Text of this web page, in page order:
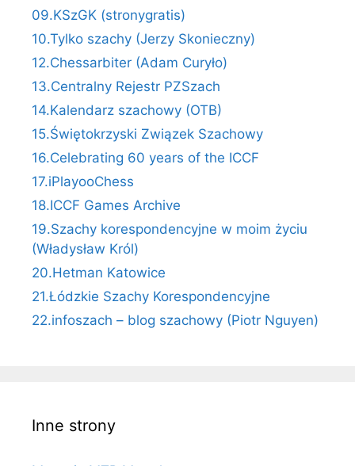
09.KSzGK (stronygratis)
10.Tylko szachy (Jerzy Skonieczny)
12.Chessarbiter (Adam Curyło)
13.Centralny Rejestr PZSzach
14.Kalendarz szachowy (OTB)
15.Świętokrzyski Związek Szachowy
16.Celebrating 60 years of the ICCF
17.iPlayooChess
18.ICCF Games Archive
19.Szachy korespondencyjne w moim życiu
(Władysław Król)
20.Hetman Katowice
21.Łódzkie Szachy Korespondencyjne
22.infoszach – blog szachowy (Piotr Nguyen)
Inne strony